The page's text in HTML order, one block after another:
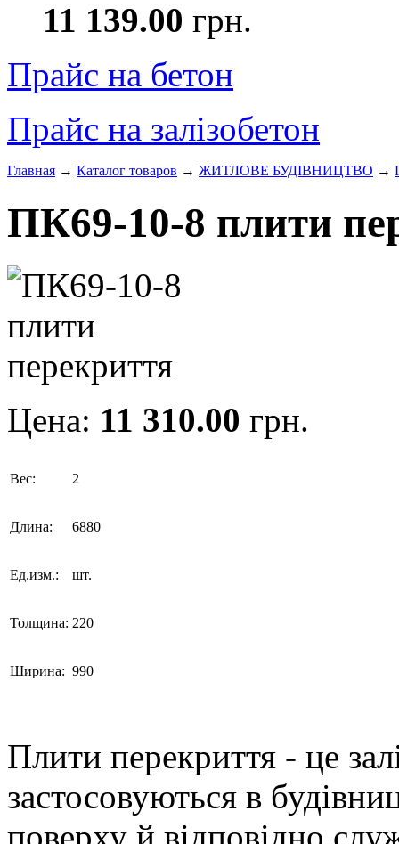
11 139.00 грн.
Прайс на бетон
Прайс на залізобетон
Главная → Каталог товаров → ЖИТЛОВЕ БУДIВНИЦТВО →
ПК69-10-8 плити
Цена: 11 310.00 грн.
Вес: 2
Длина: 6880
Ед.изм.: шт.
Толщина: 220
Ширина: 990
Плити перекриття - це
застосовуються в